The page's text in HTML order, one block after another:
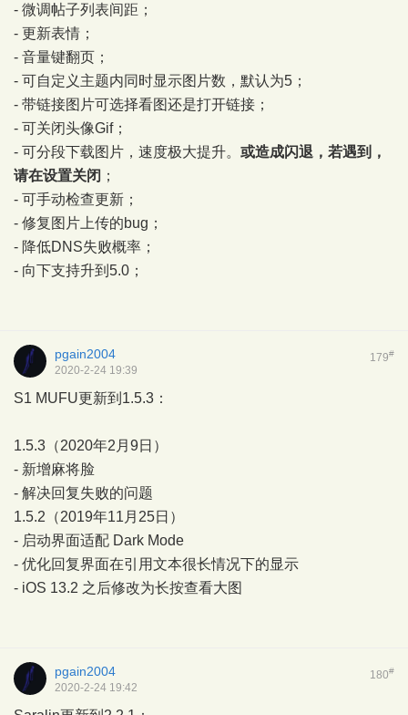
- 微调帖子列表间距；
- 更新表情；
- 音量键翻页；
- 可自定义主题内同时显示图片数，默认为5；
- 带链接图片可选择看图还是打开链接；
- 可关闭头像Gif；
- 可分段下载图片，速度极大提升。 或造成闪退，若遇到，
请在设置关闭 ；
- 可手动检查更新；
- 修复图片上传的bug；
- 降低DNS失败概率；
- 向下支持升到5.0；
179#
pgain2004
2020-2-24 19:39
S1 MUFU更新到1.5.3：
1.5.3（2020年2月9日）
- 新增麻将脸
- 解决回复失败的问题
1.5.2（2019年11月25日）
- 启动界面适配 Dark Mode
- 优化回复界面在引用文本很长情况下的显示
- iOS 13.2 之后修改为长按查看大图
180#
pgain2004
2020-2-24 19:42